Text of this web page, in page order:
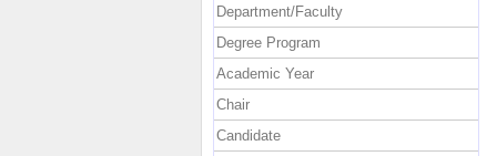
Department/Faculty
Degree Program
Academic Year
Chair
Candidate